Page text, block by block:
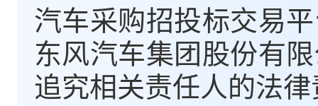
汽车采购招投标交易
东风汽车集团股份有
追究相关责任人的法律